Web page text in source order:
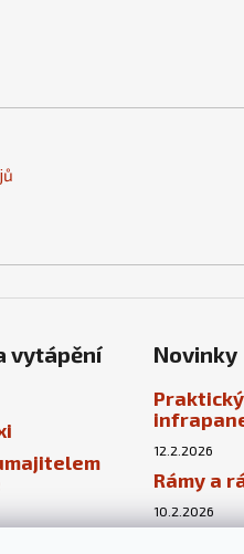
vytápění Novinky
12.2.2026
Rámy a
10.2.2026